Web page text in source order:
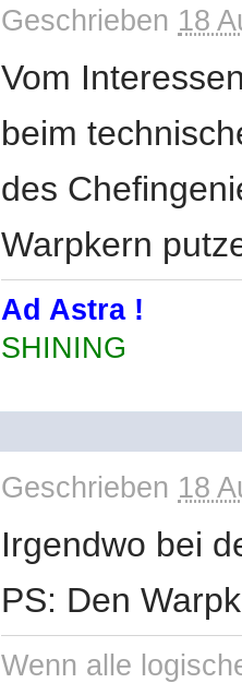
Geschrieben 18
Vom
beim
des
Warpkern
Ad Astra !
SHINING
Geschrieben 18
Irgendwo bei
PS: Den
Wenn alle